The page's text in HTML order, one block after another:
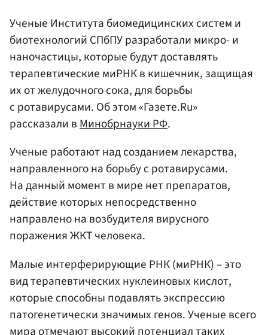
Ученые Института биомедицинских систем и
биотехнологий СПбПУ разработали микро- и
наночастицы, которые будут доставлять
терапевтические миРНК в кишечник, защищая
их от желудочного сока, для борьбы
с ротавирусами. Об этом «Газете.Ru»
рассказали вМинобрнауки РФ.
Ученые работают над созданием лекарства,
направленного на борьбу с ротавирусами.
На данный момент в мире нет препаратов,
действие которых непосредственно
направлено на возбудителя вирусного
поражения ЖКТ человека.
Малые интерферирующие РНК (миРНК) – это
вид терапевтических нуклеиновых кислот,
которые способны подавлять экспрессию
патогенетически значимых генов. Ученые всего
мира отмечают высокий потенциал таких